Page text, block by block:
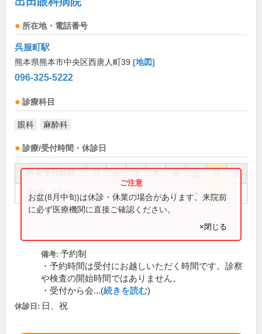
所在地・電話番号
呉服町駅
熊本県熊本市中央区西唐人町39 [地図]
096-325-5222
診療科目
眼科 麻酔科
診療/受付時間・休診日
祝
8:00～16:00 ● ● ● ● ●
お盆(8月中旬)は休診・休業の場合があります。来院前
に必ず医療機関に直接ご確認ください。
×閉じる
備考: 予約制
・予約時間は受付にお越しいただく時間です。診察
や検査の開始時間ではありません。
・受付から会...(続きを読む)
休診日: 日、祝